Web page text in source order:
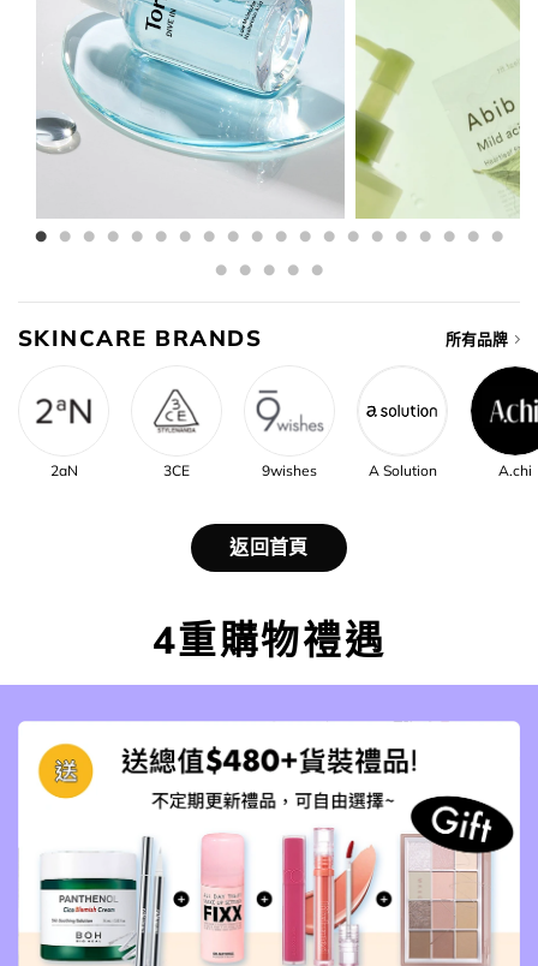
SKINCARE BRANDS 所有品牌
2aN 3CE 9wishes A Solution A.chi
返回首頁
4重購物禮遇